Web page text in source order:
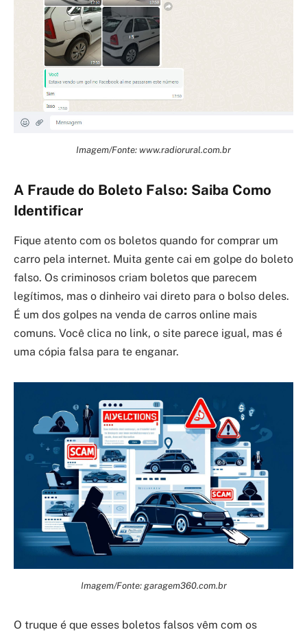
Imagem/Fonte: www.radiorural.com.br
A Fraude do Boleto Falso: Saiba Como
Identificar
Fique atento com os boletos quando for comprar um
carro pela internet. Muita gente cai em golpe do boleto
falso. Os criminosos criam boletos que parecem
legítimos, mas o dinheiro vai direto para o bolso deles.
É um dos golpes na venda de carros online mais
comuns. Você clica no link, o site parece igual, mas é
uma cópia falsa para te enganar.
Imagem/Fonte: garagem360.com.br
O truque é que esses boletos falsos vêm com os